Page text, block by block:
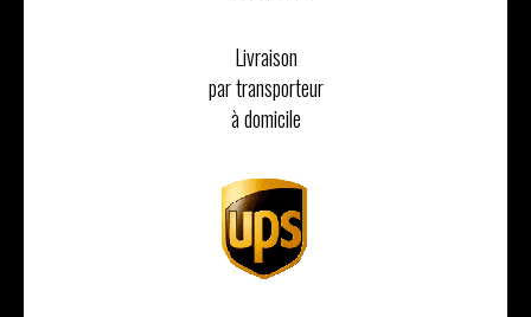
Livraison
par transporteur
à domicile